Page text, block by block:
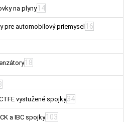
na plyny 14
pre automobilový priemysel 16
18
vystužené spojky34
a IBC spojky 103